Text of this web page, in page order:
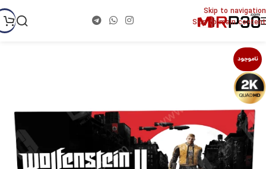
Skip to navigation
Skip to main content
ناموجود